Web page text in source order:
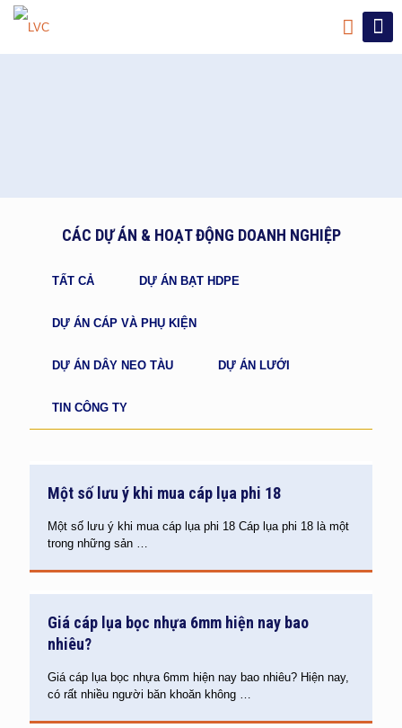
CÁC DỰ ÁN & HOẠT ĐỘNG DOANH NGHIỆP
TẤT CẢ DỰ ÁN BẠT HDPE
DỰ ÁN CÁP VÀ PHỤ KIỆN
DỰ ÁN DÂY NEO TÀU DỰ ÁN LƯỚI
TIN CÔNG TY
Một số lưu ý khi mua cáp lụa phi 18
Một số lưu ý khi mua cáp lụa phi 18 Cáp lụa phi 18 là một
trong những sản …
Giá cáp lụa bọc nhựa 6mm hiện nay bao
nhiêu?
Giá cáp lụa bọc nhựa 6mm hiện nay bao nhiêu? Hiện nay,
có rất nhiều người băn khoăn không …